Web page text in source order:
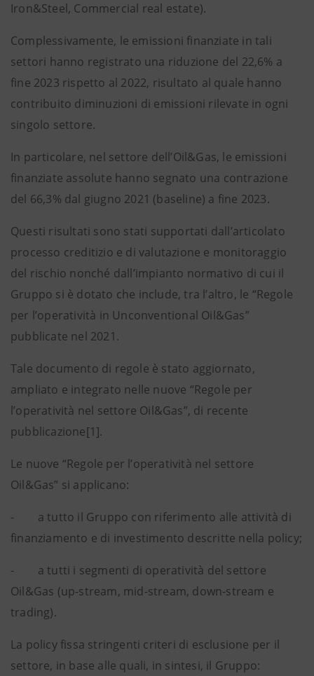
Iron&Steel, Commercial real estate).
Complessivamente, le emissioni finanziate in tali
settori hanno registrato una riduzione del 22,6% a
fine 2023 rispetto al 2022, risultato al quale hanno
contribuito diminuzioni di emissioni rilevate in ogni
singolo settore.
In particolare, nel settore dell’Oil&Gas, le emissioni
finanziate assolute hanno segnato una contrazione
del 66,3% dal giugno 2021 (baseline) a fine 2023.
Questi risultati sono stati supportati dall’articolato
processo creditizio e di valutazione e monitoraggio
del rischio nonché dall’impianto normativo di cui il
Gruppo si è dotato che include, tra l’altro, le “Regole
per l’operatività in Unconventional Oil&Gas”
pubblicate nel 2021.
Tale documento di regole è stato aggiornato,
ampliato e integrato nelle nuove “Regole per
l’operatività nel settore Oil&Gas”, di recente
pubblicazione[1].
Le nuove “Regole per l’operatività nel settore
Oil&Gas” si applicano:
- a tutto il Gruppo con riferimento alle attività di
finanziamento e di investimento descritte nella policy;
- a tutti i segmenti di operatività del settore
Oil&Gas (up-stream, mid-stream, down-stream e
trading).
La policy fissa stringenti criteri di esclusione per il
settore, in base alle quali, in sintesi, il Gruppo: